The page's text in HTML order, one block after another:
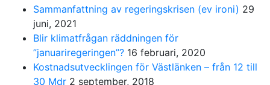
Sammanfattning av regeringskrisen (ev ironi) 29
juni, 2021
Blir klimatfrågan räddningen för
”januariregeringen”? 16 februari, 2020
Kostnadsutvecklingen för Västlänken – från 12 till
30 Mdr 2 september, 2018